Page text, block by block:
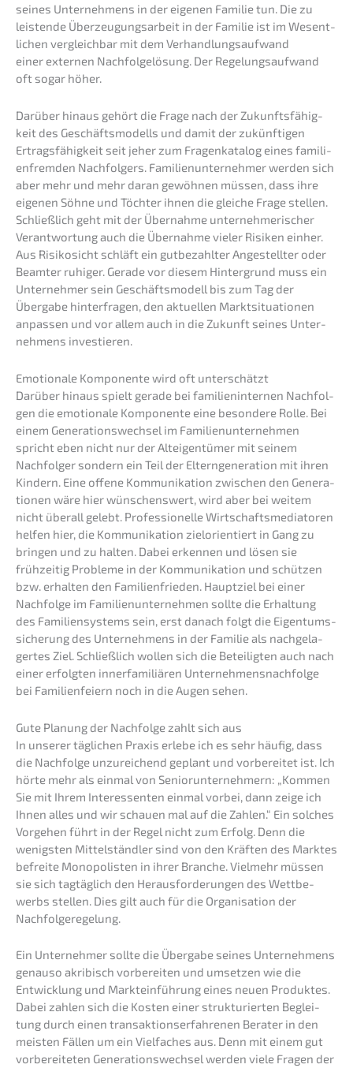
seines Unter­neh­mens in der eigenen Familie tun. Die zu
leisten­de Überzeu­gungs­ar­beit in der Familie ist im Wesent­
li­chen vergleich­bar mit dem Verhand­lungs­auf­wand
einer exter­nen Nachfol­ge­lö­sung. Der Regelungs­auf­wand
oft sogar höher.
Darüber hinaus gehört die Frage nach der Zukunfts­fä­hig­
keit des Geschäfts­mo­dells und damit der zukünf­ti­gen
Ertrags­fä­hig­keit seit jeher zum Fragen­ka­ta­log eines famili­
en­frem­den Nachfol­gers. Famili­en­un­ter­neh­mer werden sich
aber mehr und mehr daran gewöh­nen müssen, dass ihre
eigenen Söhne und Töchter ihnen die gleiche Frage stellen.
Schließ­lich geht mit der Übernah­me unter­neh­me­ri­scher
Verant­wor­tung auch die Übernah­me vieler Risiken einher.
Aus Risiko­sicht schläft ein gutbe­zahl­ter Angestell­ter oder
Beamter ruhiger. Gerade vor diesem Hinter­grund muss ein
Unter­neh­mer sein Geschäfts­mo­dell bis zum Tag der
Überga­be hinter­fra­gen, den aktuel­len Markt­si­tua­tio­nen
anpas­sen und vor allem auch in die Zukunft seines Unter­
neh­mens investieren.
Emotio­na­le Kompo­nen­te wird oft unterschätzt
Darüber hinaus spielt gerade bei famili­en­in­ter­nen Nachfol­
gen die emotio­na­le Kompo­nen­te eine beson­de­re Rolle. Bei
einem Generations­wechsel im Famili­en­un­ter­neh­men
spricht eben nicht nur der Altei­gen­tü­mer mit seinem
Nachfol­ger sondern ein Teil der Eltern­ge­nera­ti­on mit ihren
Kindern. Eine offene Kommu­ni­ka­ti­on zwischen den Genera­
tio­nen wäre hier wünschens­wert, wird aber bei weitem
nicht überall gelebt. Profes­sio­nel­le Wirtschafts­me­dia­to­ren
helfen hier, die Kommu­ni­ka­ti­on zielori­en­tiert in Gang zu
bringen und zu halten. Dabei erken­nen und lösen sie
frühzei­tig Proble­me in der Kommu­ni­ka­ti­on und schüt­zen
bzw. erhal­ten den Famili­en­frie­den. Haupt­ziel bei einer
Nachfol­ge im Famili­en­un­ter­neh­men sollte die Erhal­tung
des Famili­en­sys­tems sein, erst danach folgt die Eigen­tums­
si­che­rung des Unter­neh­mens in der Familie als nachge­la­
ger­tes Ziel. Schließ­lich wollen sich die Betei­lig­ten auch nach
einer erfolg­ten inner­fa­mi­liä­ren Unternehmens­nachfolge
bei Famili­en­fei­ern noch in die Augen sehen.
Gute Planung der Nachfol­ge zahlt sich aus
In unserer tägli­chen Praxis erlebe ich es sehr häufig, dass
die Nachfol­ge unzurei­chend geplant und vorbe­rei­tet ist. Ich
hörte mehr als einmal von Senior­un­ter­neh­mern: „Kommen
Sie mit Ihrem Inter­es­sen­ten einmal vorbei, dann zeige ich
Ihnen alles und wir schau­en mal auf die Zahlen.“ Ein solches
Vorge­hen führt in der Regel nicht zum Erfolg. Denn die
wenigs­ten Mittel­ständ­ler sind von den Kräften des Marktes
befrei­te Monopo­lis­ten in ihrer Branche. Vielmehr müssen
sie sich tagtäg­lich den Heraus­for­de­run­gen des Wettbe­
werbs stellen. Dies gilt auch für die Organi­sa­ti­on der
Nachfolgeregelung.
Ein Unter­neh­mer sollte die Überga­be seines Unter­neh­mens
genau­so akribisch vorbe­rei­ten und umset­zen wie die
Entwick­lung und Markt­ein­füh­rung eines neuen Produk­tes.
Dabei zahlen sich die Kosten einer struk­tu­rier­ten Beglei­
tung durch einen trans­ak­ti­ons­er­fah­re­nen Berater in den
meisten Fällen um ein Vielfa­ches aus. Denn mit einem gut
vorbe­rei­te­ten Generations­wechsel werden viele Fragen der